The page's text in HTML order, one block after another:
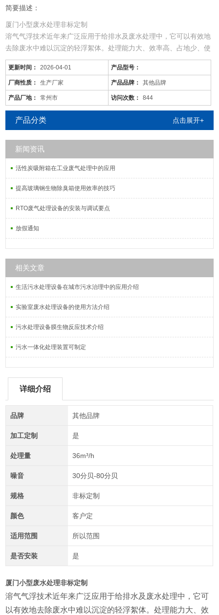
简要描述：
厦门小型废水处理非标定制
溶气气浮技术近年来广泛应用于给排水及废水处理中，它可以有效地
去除废水中难以沉淀的轻浮絮体。处理能力大、效率高、占地少、使
用范围广。
工业污水处理设备采用世界上先进的生物处理工艺，集去除BOD5、
COD、NH3-N于一身，是目前的污水处理设备。它被广泛的应用于宾
馆、别墅小区及居民住宅小区的生活污水和与之相似的工业有机污水
处理处理后出水能达到国家污水综合排放标准GB8978-
更新时间： 2026-04-01 产品型号：
厂商性质： 生产厂家 产品品牌： 其他品牌
产品厂地： 常州市 访问次数： 844
产品分类 点击展开+
新闻资讯
活性炭吸附箱在工业废气处理中的应用
提高玻璃钢生物除臭箱使用效率的技巧
RTO废气处理设备的安装与调试要点
放假通知
相关文章
生活污水处理设备在城市污水治理中的应用介绍
实验室废水处理设备的使用方法介绍
污水处理设备膜生物反应技术介绍
污水一体化处理装置可制定
详细介绍
品牌 其他品牌
加工定制 是
处理量 36m³/h
噪音 30分贝-80分贝
规格 非标定制
颜色 客户定
适用范围 所以范围
是否安装 是
厦门小型废水处理非标定制
溶气气浮技术近年来广泛应用于给排水及废水处理中，它可
以有效地去除废水中难以沉淀的轻浮絮体。处理能力大、效